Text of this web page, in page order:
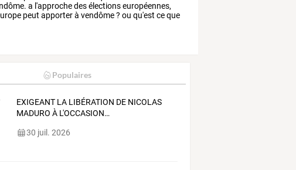
a l'approchedesélectionseuropéennes,
peut apporterà vendôme? ou qu'est ceque
Populaires
EXIGEANT LA LIBÉRATION DE NICOLAS
MADURO À L'OCCASION…
30 juil. 2026